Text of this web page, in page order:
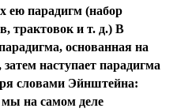
ею парадигм (набор
трактовок и т. д.) В
основанная на
наступает парадигма
словами Эйнштейна:
мы на самом деле